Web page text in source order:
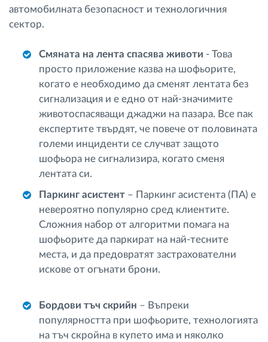
автомобилната безопасност и технологичния
сектор.
Смяната на лента спасява животи - Това
просто приложение казва на шофьорите,
когато е необходимо да сменят лентата без
сигнализация и е едно от най-значимите
животоспасяващи джаджи на пазара. Все пак
експертите твърдят, че повече от половината
големи инциденти се случват защото
шофьора не сигнализира, когато сменя
лентата си.
Паркинг асистент – Паркинг асистента (ПА) е
невероятно популярно сред клиентите.
Сложния набор от алгоритми помага на
шофьорите да паркират на най-тесните
места, и да предовратят застрахователни
искове от огънати брони.
Бордови тъч скрийн – Въпреки
популярността при шофьорите, технологията
на тъч скройна в купето има и няколко